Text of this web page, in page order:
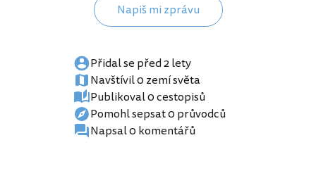
Napiš mi zprávu
Přidal se před 2 lety
Navštívil 0 zemí světa
Publikoval 0 cestopisů
Pomohl sepsat 0 průvodců
Napsal 0 komentářů